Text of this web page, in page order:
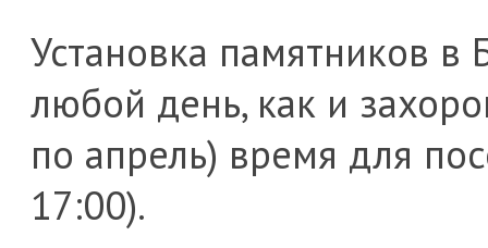
Установка памятников в
любой день, как и
по апрель) время для
17:00).